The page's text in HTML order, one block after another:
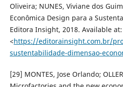
Oliveira; NUNES, Viviane dos
Econômica Design para a
Editora Insight, 2018. Available at:
<https://editorainsight.com.br/
sustentabilidade-dimensao-
[29] MONTES, Jose Orlando;